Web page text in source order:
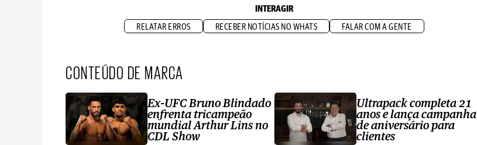
INTERAGIR
RELATAR ERROS RECEBER NOTÍCIAS NO WHATS FALAR COM A GENTE
CONTEÚDO DE MARCA
Ex-UFC Bruno Blindado
enfrenta tricampeão
mundial Arthur Lins no
CDL Show
Ultrapack completa 21
anos e lança campanha
de aniversário para
clientes